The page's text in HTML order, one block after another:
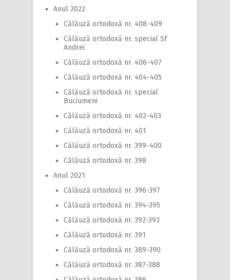
Anul 2022
Călăuză ortodoxă nr. 408-409
Călăuză ortodoxă nr. special Sf
Andrei
Călăuză ortodoxă nr. 406-407
Călăuză ortodoxă nr. 404-405
Călăuză ortodoxă nr. special
Buciumeni
Călăuză ortodoxă nr. 402-403
Călăuză ortodoxă nr. 401
Călăuză ortodoxă nr. 399-400
Călăuză ortodoxă nr. 398
Anul 2021
Călăuză ortodoxă nr. 396-397
Călăuză ortodoxă nr. 394-395
Călăuză ortodoxă nr. 392-393
Călăuză ortodoxă nr. 391
Călăuză ortodoxă nr. 389-390
Călăuză ortodoxă nr. 387-388